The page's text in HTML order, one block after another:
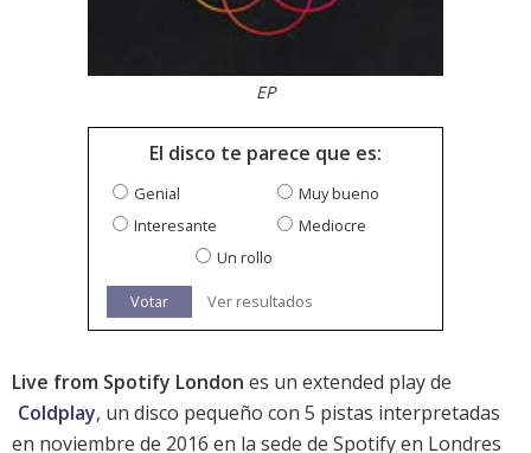
EP
El disco te parece que es:
Genial
Muy bueno
Interesante
Mediocre
Un rollo
Votar Ver resultados
Live from Spotify London es un extended play de
Coldplay, un disco pequeño con 5 pistas interpretadas
en noviembre de 2016 en la sede de Spotify en Londres